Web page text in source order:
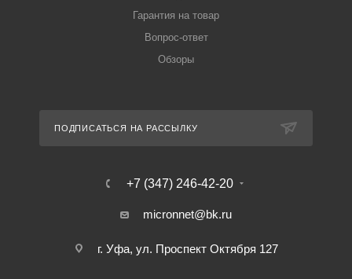
Гарантия на товар
Вопрос-ответ
Обзоры
ПОДПИСАТЬСЯ НА РАССЫЛКУ
+7 (347) 246-42-20
micronnet@bk.ru
г. Уфа, ул. Проспект Октября 127